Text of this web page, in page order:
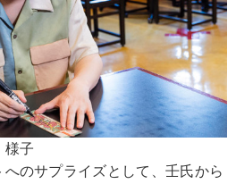
様子
のサプライズとして、壬氏から